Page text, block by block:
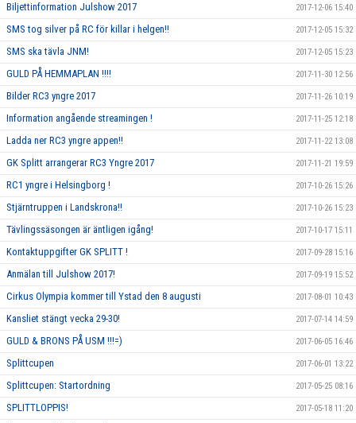
Biljettinformation Julshow 2017 2017-12-06 15:40
SMS tog silver på RC för killar i helgen!! 2017-12-05 15:32
SMS ska tävla JNM! 2017-12-05 15:23
GULD PÅ HEMMAPLAN !!!! 2017-11-30 12:56
Bilder RC3 yngre 2017 2017-11-26 10:19
Information angående streamingen ! 2017-11-25 12:18
Ladda ner RC3 yngre appen!! 2017-11-22 13:08
GK Splitt arrangerar RC3 Yngre 2017 2017-11-21 19:59
RC1 yngre i Helsingborg ! 2017-10-26 15:26
Stjärntruppen i Landskrona!! 2017-10-26 15:23
Tävlingssäsongen är äntligen igång! 2017-10-17 15:11
Kontaktuppgifter GK SPLITT ! 2017-09-28 15:16
Anmälan till Julshow 2017! 2017-09-19 15:52
Cirkus Olympia kommer till Ystad den 8 augusti 2017-08-01 10:43
Kansliet stängt vecka 29-30! 2017-07-14 14:59
GULD & BRONS PÅ USM !!!=) 2017-06-05 16:46
Splittcupen 2017-06-01 13:22
Splittcupen: Startordning 2017-05-25 08:16
SPLITTLOPPIS! 2017-05-18 11:20